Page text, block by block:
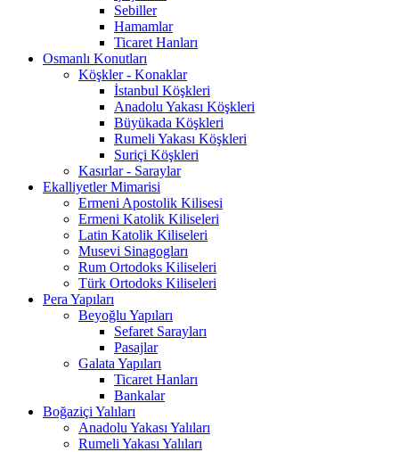
Sebiller
Hamamlar
Ticaret Hanları
Osmanlı Konutları
Köşkler - Konaklar
İstanbul Köşkleri
Anadolu Yakası Köşkleri
Büyükada Köşkleri
Rumeli Yakası Köşkleri
Suriçi Köşkleri
Kasırlar - Saraylar
Ekalliyetler Mimarisi
Ermeni Apostolik Kilisesi
Ermeni Katolik Kiliseleri
Latin Katolik Kiliseleri
Musevi Sinagogları
Rum Ortodoks Kiliseleri
Türk Ortodoks Kiliseleri
Pera Yapıları
Beyoğlu Yapıları
Sefaret Sarayları
Pasajlar
Galata Yapıları
Ticaret Hanları
Bankalar
Boğaziçi Yalıları
Anadolu Yakası Yalıları
Rumeli Yakası Yalıları